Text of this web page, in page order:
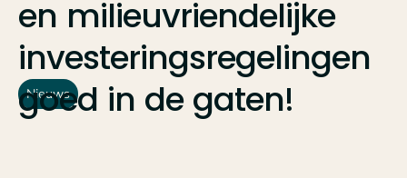
en milieuvriendelijke
investeringsregelingen
goed in de gaten!
Nieuws